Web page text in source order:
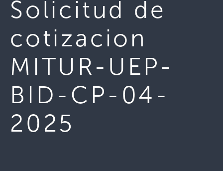
Solicitud de
cotizacion
MITUR-UEP-
BID-CP-04-
2025